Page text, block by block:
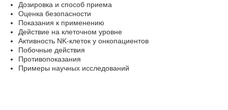
Дозировка и способ приема
Оценка безопасности
Показания к применению
Действие на клеточном уровне
Активность NK-клеток у онкопациентов
Побочные действия
Противопоказания
Примеры научных исследований